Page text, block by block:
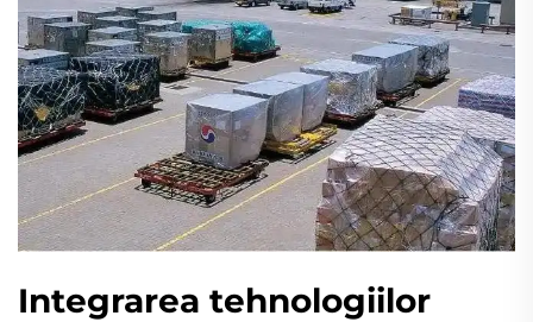
Integrarea tehnologiilor